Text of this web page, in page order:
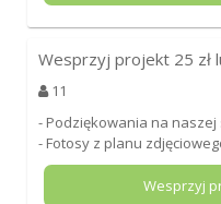
Wesprzyj projekt 25 zł
11
- Podziękowania na
- Fotosy z planu
Wesprzyj